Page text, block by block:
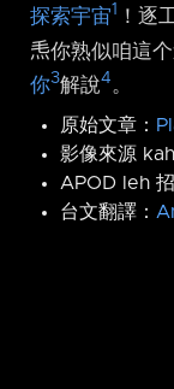
探索宇宙1
！逐
𤆬你熟似咱這
你3解說4 。
原始文章：
影像來源 kah
APOD leh
台文翻譯：